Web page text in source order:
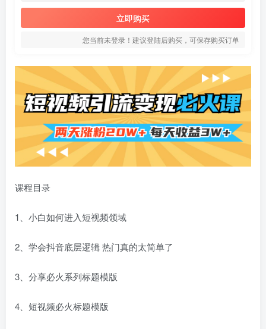
立即购买
您当前未登录！建议登陆后购买，可保存购买订单
课程目录
1、小白如何进入短视频领域
2、学会抖音底层逻辑 热门真的太简单了
3、分享必火系列标题模版
4、短视频必火标题模版